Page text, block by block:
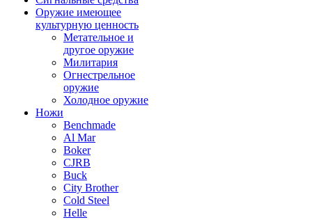
Оружие имеющее
культурную ценность
Метательное и
другое оружие
Милитария
Огнестрельное
оружие
Холодное оружие
Ножи
Benchmade
Al Mar
Boker
CJRB
Buck
City Brother
Cold Steel
Helle